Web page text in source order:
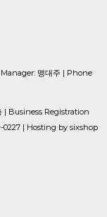
맹대주 | Phone
| Business Registration
0227 | Hosting by sixshop